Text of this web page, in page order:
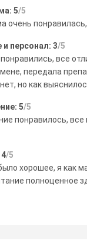
5/5
очень
персонал: 3/5
все
передала
но как
5/5
понравилось,
/5
хорошее, я как
полноценное